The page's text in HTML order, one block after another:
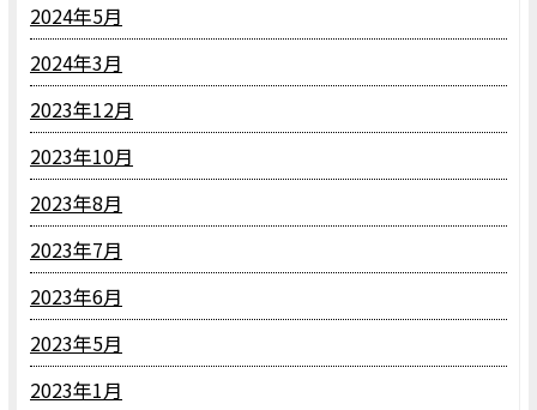
2024年5月
2024年3月
2023年12月
2023年10月
2023年8月
2023年7月
2023年6月
2023年5月
2023年1月